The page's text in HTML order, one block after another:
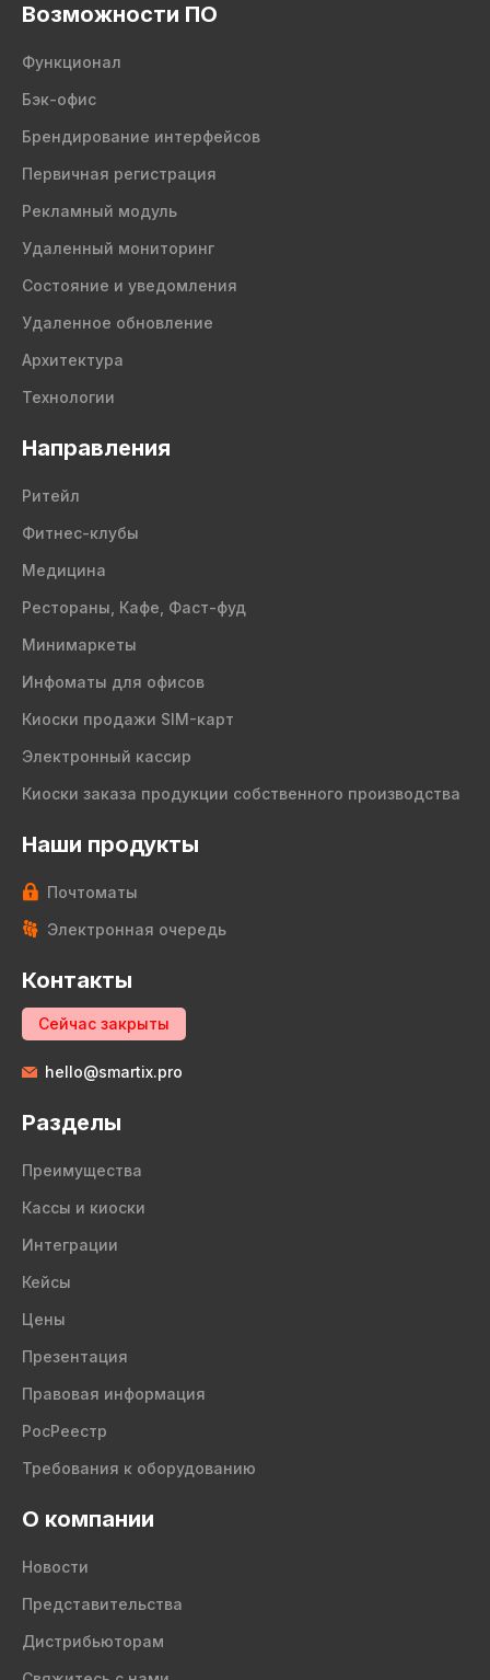
Возможности ПО
Функционал
Бэк-офис
Брендирование интерфейсов
Первичная регистрация
Рекламный модуль
Удаленный мониторинг
Состояние и уведомления
Удаленное обновление
Архитектура
Технологии
Направления
Ритейл
Фитнес-клубы
Медицина
Рестораны, Кафе, Фаст-фуд
Минимаркеты
Инфоматы для офисов
Киоски продажи SIM-карт
Электронный кассир
Киоски заказа продукции собственного производства
Наши продукты
Почтоматы
Электронная очередь
Контакты
Сейчас закрыты
hello@smartix.pro
Разделы
Преимущества
Кассы и киоски
Интеграции
Кейсы
Цены
Презентация
Правовая информация
РосРеестр
Требования к оборудованию
О компании
Новости
Представительства
Дистрибьюторам